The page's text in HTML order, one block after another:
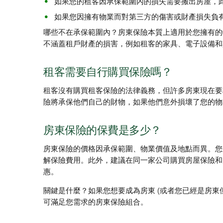
如果您的租客因承保範圍內的損失需要搬出房屋，
如果您因擁有物業而對第三方的傷害或財產損失負
哪些不在承保範圍內？房東保險本質上適用於您擁有
不涵蓋租戶財產的損害，例如租客的家具、電子設備
租客需要自行購買保險嗎？
租客沒有購買租客保險的法律義務，但許多房東現在
險將承保他們自己的財物，如果他們意外損壞了您的
房東保險的保費是多少？
房東保險的價格因承保範圍、物業價值及地點而異。
解保險費用。此外，建議在同一家公司購買房屋保險
惠。
關鍵是什麼？如果您想要成為房東 (或者您已經是房
可滿足您需求的房東保險組合。